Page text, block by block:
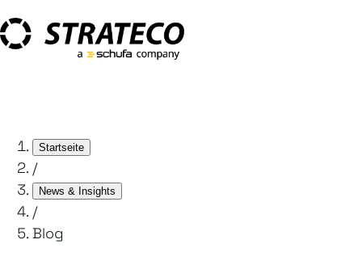
Startseite
/
News & Insights
/
Blog